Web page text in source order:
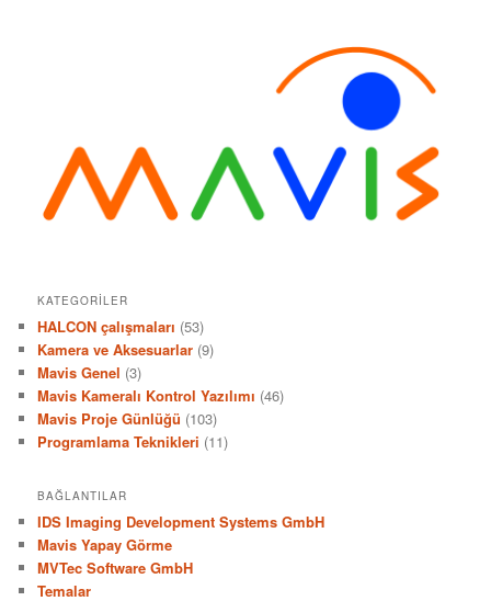
KATEGORILER
HALCON çalışmaları (53)
Kamera ve Aksesuarlar (9)
Mavis Genel (3)
Mavis Kameralı Kontrol Yazılımı (46)
Mavis Proje Günlüğü (103)
Programlama Teknikleri (11)
BAĞLANTILAR
IDS Imaging Development Systems GmbH
Mavis Yapay Görme
MVTec Software GmbH
Temalar